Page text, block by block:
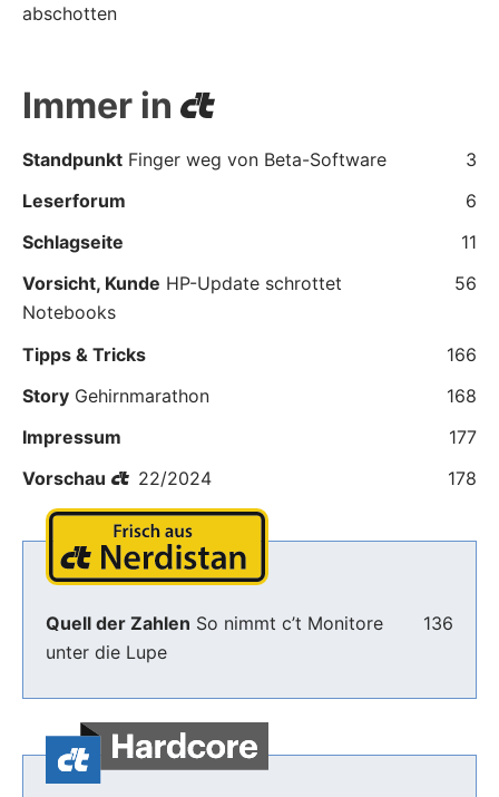
abschotten
Immer in
Standpunkt Finger weg von Beta-Software
3
Leserforum
6
Schlagseite
11
Vorsicht, Kunde HP-Update schrottet
Notebooks
56
Tipps & Tricks
166
Story Gehirnmarathon
168
Impressum
177
Vorschau
22/2024 178
Quell der Zahlen So nimmt c’t Monitore
unter die Lupe
136